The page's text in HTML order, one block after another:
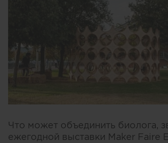
Что может объединить биолога,
ежегодной выставки Maker